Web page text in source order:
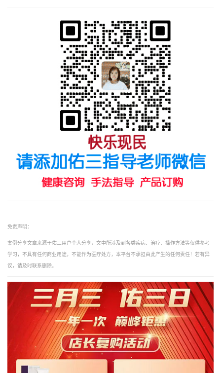
免责声明：
案例分享文章来源于佑三用户个人分享，文中所涉及到各类疾病、治疗、操作方法等仅供参考
学习，不具有任何商业用途，不能作为医疗处方，本平台不承担由此产生的任何责任！若有异
议，请及时联系删除。